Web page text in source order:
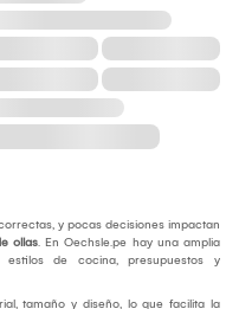
y pocas decisiones impactan
ollas. En Oechsle.pe hay una amplia
de cocina, presupuestos y
tamaño y diseño, lo que facilita la